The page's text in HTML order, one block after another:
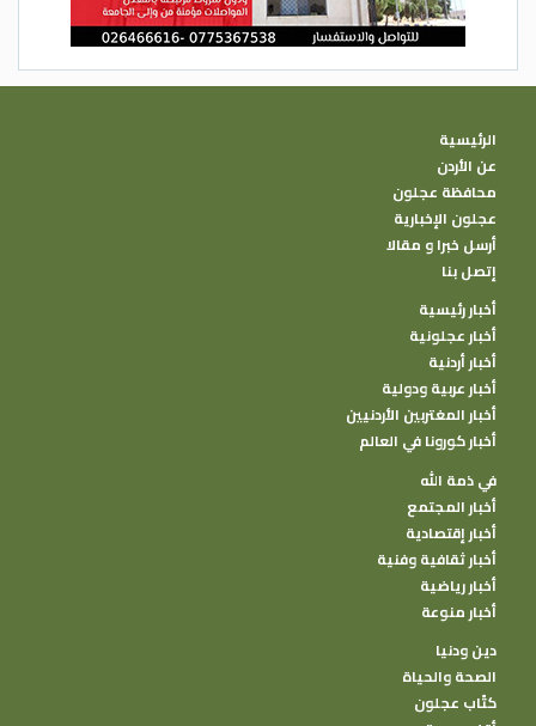
الرئيسية
عن الأردن
محافظة عجلون
عجلون الإخبارية
أرسل خبرا و مقالا
إتصل بنا
أخبار رئيسية
أخبار عجلونية
أخبار أردنية
أخبار عربية ودولية
أخبار المغتربين الأردنيين
أخبار كورونا في العالم
في ذمة الله
أخبار المجتمع
أخبار إقتصادية
أخبار ثقافية وفنية
أخبار رياضية
أخبار منوعة
دين ودنيا
الصحة والحياة
كتًاب عجلون